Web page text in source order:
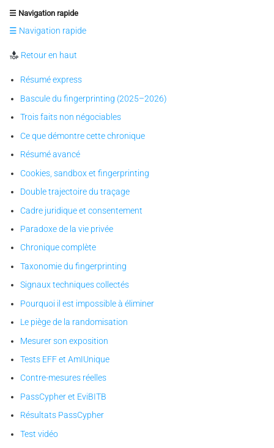
☰ Navigation rapide
☰ Navigation rapide
Retour en haut
Résumé express
Bascule du fingerprinting (2025–2026)
Trois faits non négociables
Ce que démontre cette chronique
Résumé avancé
Cookies, sandbox et fingerprinting
Double trajectoire du traçage
Cadre juridique et consentement
Paradoxe de la vie privée
Chronique complète
Taxonomie du fingerprinting
Signaux techniques collectés
Pourquoi il est impossible à éliminer
Le piège de la randomisation
Mesurer son exposition
Tests EFF et AmIUnique
Contre-mesures réelles
PassCypher et EviBITB
Résultats PassCypher
Test vidéo